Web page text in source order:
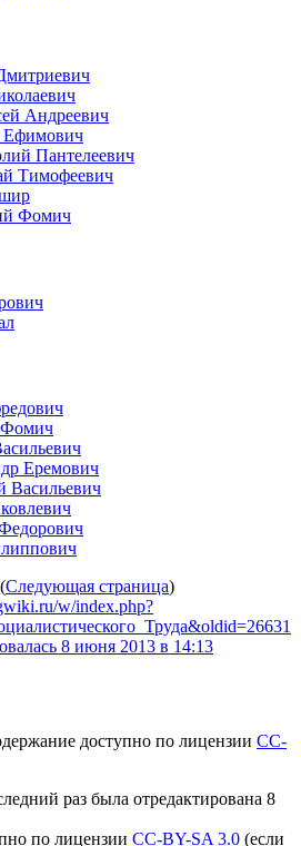
Андреевич
Ефимович
Пантелеевич
Тимофеевич
Фомич
Фомич
Еремович
Васильевич
Следующая страница)
w/index.php?
8 июня 2013 в 14:13
доступно по лицензии CC-
раз была отредактирована 8
по лицензии CC-BY-SA 3.0 (если